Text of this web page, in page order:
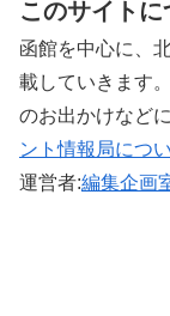
このサイトに
函館を中心に、
載していきます
のお出かけなど
ント情報局につ
運営者:編集企画